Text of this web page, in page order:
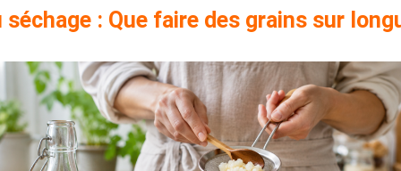
: Que faire des grains sur